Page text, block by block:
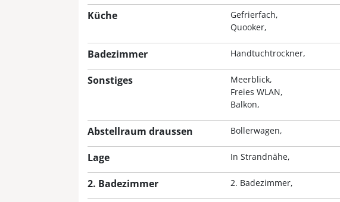
Küche Gefrierfach
Quooker
Badezimmer Handtuchtrockner
Sonstiges Meerblick
Freies WLAN
Balkon
Abstellraum draussen Bollerwagen
Lage In Strandnähe
2. Badezimmer 2. Badezimmer